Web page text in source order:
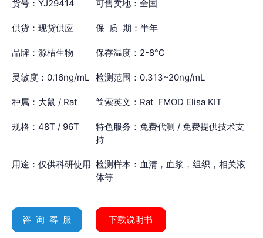
货号：YJ29414 可售卖地：全国
供货：现货供应 保 质 期：半年
品牌：源桔生物 保存温度：2-8℃
灵敏度：0.16ng/mL 检测范围：0.313~20ng/mL
种属：大鼠 / Rat 简索英文：Rat FMOD Elisa KIT
规格：48T / 96T
特色服务：免费代测 / 免费提供技术支
持
用途：仅供科研使用 检测样本：血清，血浆，组织，相关液
体等
咨 询 客 服 下载说明书